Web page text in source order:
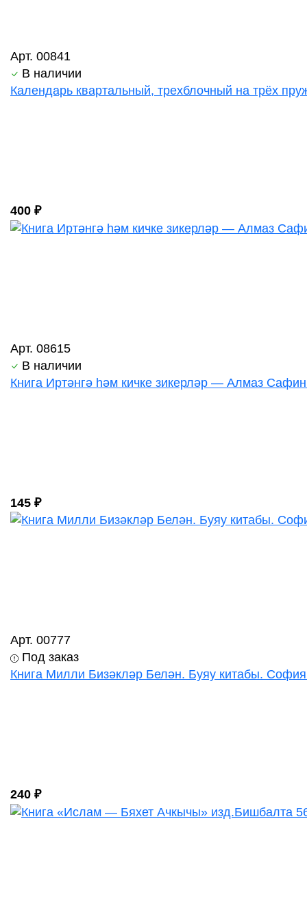
Арт. 00841
В наличии
Календарь квартальный, трехблочный на трёх
400 ₽
Арт. 08615
В наличии
Книга Иртәнгә һәм кичке зикерләр — Алмаз Сафин
145 ₽
Арт. 00777
Под заказ
Книга Милли Бизәкләр Белән. Буяу китабы.
240 ₽